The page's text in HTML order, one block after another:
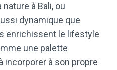
à Bali, ou
dynamique que
enrichissent le lifestyle
une palette
incorporer à son propre